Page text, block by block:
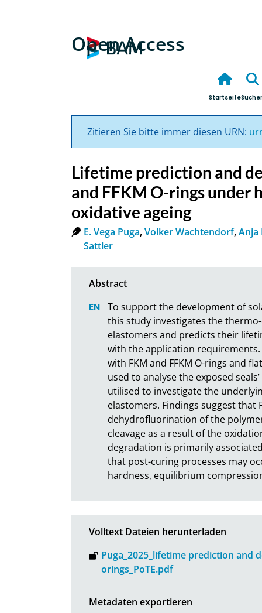
Open Access
Startseite
Zitieren Sie bitte immer diesen URN:
Lifetime prediction and
and FFKM O-rings
oxidative ageing
E. Vega Puga,Volker Wachtendorf,Anja
Sattler
To support the development of
this study investigates the
elastomers and predicts their
with the application
with FKM and FFKM O-rings and
used to analyse the exposed
utilised to investigate the
elastomers. Findings suggest that
dehydrofluorination of the
cleavage as a result of the
degradation is primarily
that post-curing processes may
hardness, equilibrium
Volltext Dateien herunterladen
Puga_2025_lifetime prediction and
orings_PoTE.pdf
Metadaten exportieren